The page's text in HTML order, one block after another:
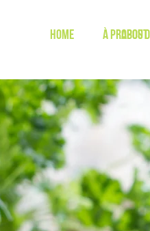
À propos
Home About